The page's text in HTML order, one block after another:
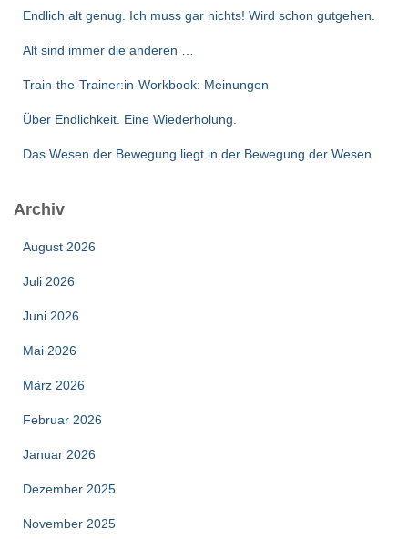
Endlich alt genug. Ich muss gar nichts! Wird schon gutgehen.
Alt sind immer die anderen …
Train-the-Trainer:in-Workbook: Meinungen
Über Endlichkeit. Eine Wiederholung.
Das Wesen der Bewegung liegt in der Bewegung der Wesen
Archiv
August 2026
Juli 2026
Juni 2026
Mai 2026
März 2026
Februar 2026
Januar 2026
Dezember 2025
November 2025